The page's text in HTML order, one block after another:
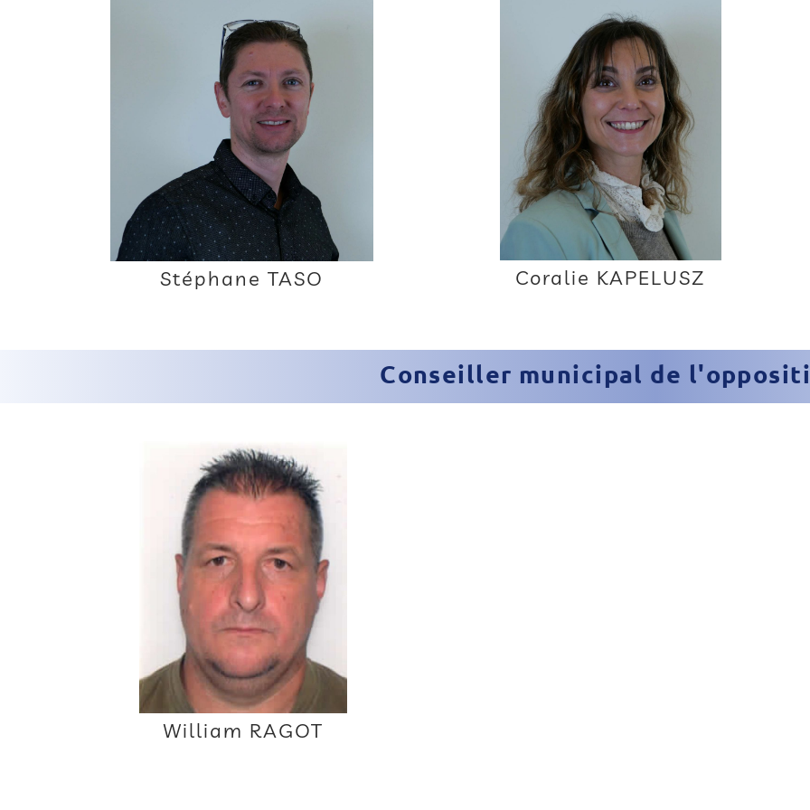
Stéphane TASO Coralie KAPELUSZ
Conseiller municipal de
William RAGOT